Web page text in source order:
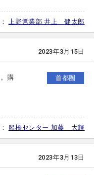
：上野営業部 井上 健太郎
2023年3月15日
購
首都圏
：船橋センター 加藤 大輝
2023年3月13日